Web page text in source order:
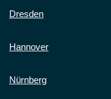
Dresden
Hannover
Nürnberg